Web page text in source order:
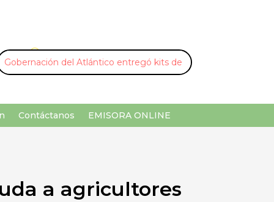
U ¡Buscar por palabra clave!
Contáctanos EMISORA ONLINE
a agricultores